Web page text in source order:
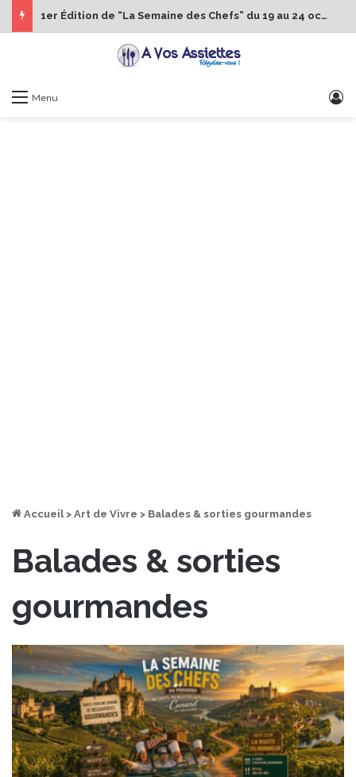
1er Édition de “La Semaine des Chefs” du 19 au 24 octobre 2026
Menu
Accueil > Art de Vivre > Balades & sorties gourmandes
Balades & sorties
gourmandes